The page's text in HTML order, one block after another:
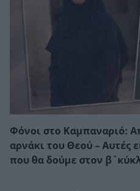
Φόνοι στο Καμπαναριό:
αρνάκι του Θεού – Αυτές
που θα δούμε στον